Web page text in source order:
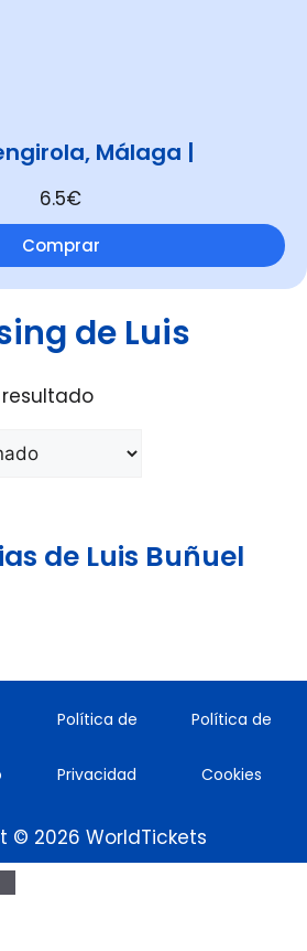
Málaga |
6.5€
Comprar
de Luis
de Luis Buñuel
Política de
Privacidad
Política de
Cookies
© 2026 WorldTickets